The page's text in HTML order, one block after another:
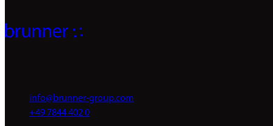
info@brunner-group.com
+49 7844 402 0